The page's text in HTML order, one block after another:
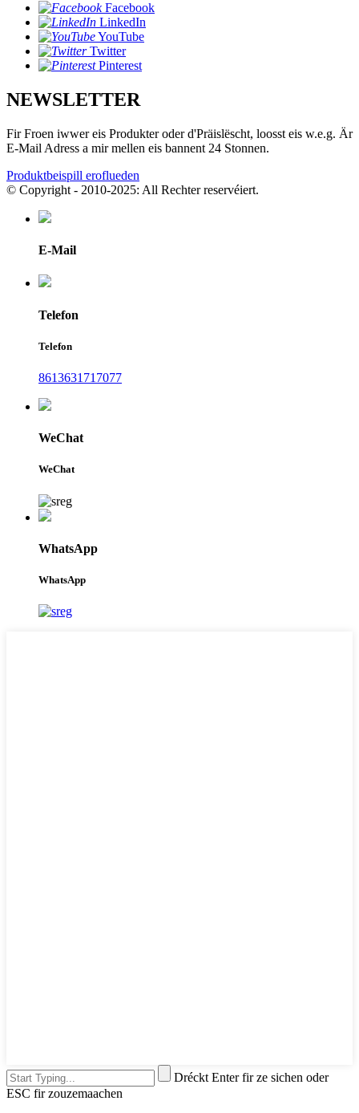
Facebook
LinkedIn
YouTube
Twitter
Pinterest
NEWSLETTER
Fir Froen iwwer eis Produkter oder d'Präislëscht, loosst eis w.e.g. Är
E-Mail Adress a mir mellen eis bannent 24 Stonnen.
Produktbeispill eroflueden
© Copyright - 2010-2025: All Rechter reservéiert.
E-Mail
Telefon
Telefon
8613631717077
WeChat
WeChat
WhatsApp
WhatsApp
Dréckt Enter fir ze sichen oder
ESC fir zouzemaachen